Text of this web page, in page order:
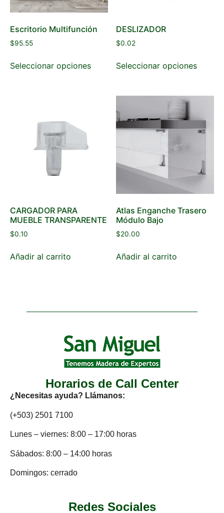
Escritorio Multifunción
$95.55
Seleccionar opciones
DESLIZADOR
$0.02
Seleccionar opciones
CARGADOR PARA
MUEBLE TRANSPARENTE
$0.10
Añadir al carrito
Atlas Enganche Trasero
Módulo Bajo
$20.00
Añadir al carrito
Horarios de Call Center
¿Necesitas ayuda? Llámanos:
(+503) 2501 7100
Lunes – viernes: 8:00 – 17:00 horas
Sábados: 8:00 – 14:00 horas
Domingos: cerrado
Redes Sociales